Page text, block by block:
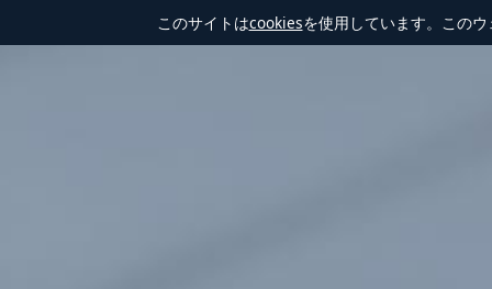
このサイトはcookiesを使用しています。この